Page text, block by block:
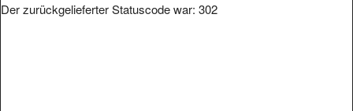
Der zurückgelieferter Statuscode war: 302